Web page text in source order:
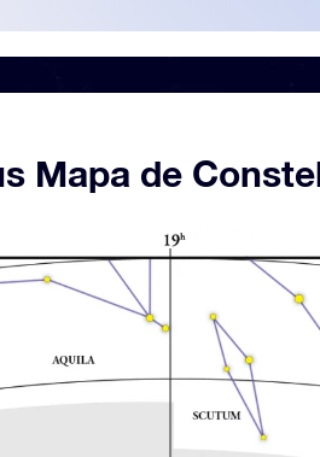
Mapa de